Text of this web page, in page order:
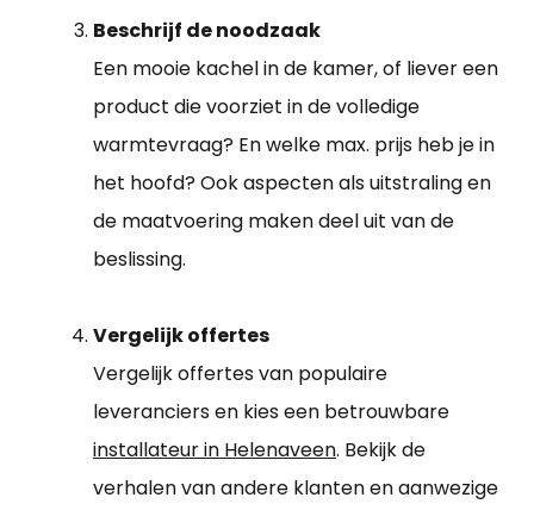
Beschrijf de noodzaak
Een mooie kachel in de kamer, of liever een
product die voorziet in de volledige
warmtevraag? En welke max. prijs heb je in
het hoofd? Ook aspecten als uitstraling en
de maatvoering maken deel uit van de
beslissing.
Vergelijk offertes
Vergelijk offertes van populaire
leveranciers en kies een betrouwbare
installateur in Helenaveen. Bekijk de
verhalen van andere klanten en aanwezige